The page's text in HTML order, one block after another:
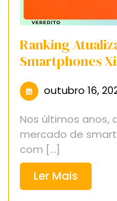
Ranking
Smartphones
outubro 16,
Nos últimos anos,
mercado de
com [...]
Ler Mais
Mais